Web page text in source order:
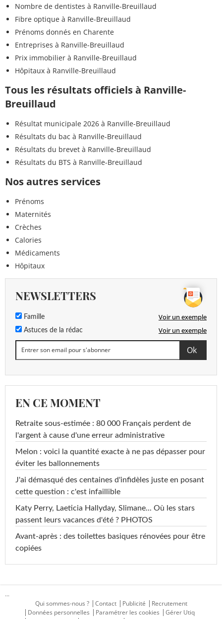
Nombre de dentistes à Ranville-Breuillaud
Fibre optique à Ranville-Breuillaud
Prénoms donnés en Charente
Entreprises à Ranville-Breuillaud
Prix immobilier à Ranville-Breuillaud
Hôpitaux à Ranville-Breuillaud
Tous les résultats officiels à Ranville-
Breuillaud
Résultat municipale 2026 à Ranville-Breuillaud
Résultats du bac à Ranville-Breuillaud
Résultats du brevet à Ranville-Breuillaud
Résultats du BTS à Ranville-Breuillaud
Nos autres services
Prénoms
Maternités
Crèches
Calories
Médicaments
Hôpitaux
NEWSLETTERS
Famille Voir un exemple
Astuces de la rédac Voir un exemple
EN CE MOMENT
Retraite sous-estimée : 80 000 Français perdent de
l'argent à cause d'une erreur administrative
Melon : voici la quantité exacte à ne pas dépasser pour
éviter les ballonnements
J'ai démasqué des centaines d'infidèles juste en posant
cette question : c'est infaillible
Katy Perry, Laeticia Hallyday, Slimane... Où les stars
passent leurs vacances d'été ? PHOTOS
Avant-après : des toilettes basiques rénovées pour être
copiées
...
Qui sommes-nous ?
Contact Publicité
Recrutement
Données personnelles
Paramétrer les cookies
Gérer Utiq